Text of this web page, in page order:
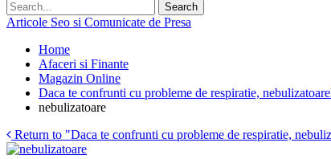
Articole Seo si Comunicate de Presa
Home
Afaceri si Finante
Magazin Online
Daca te confrunti cu probleme de respiratie,
nebulizatoare
Return to "Daca te confrunti cu probleme de respiratie,